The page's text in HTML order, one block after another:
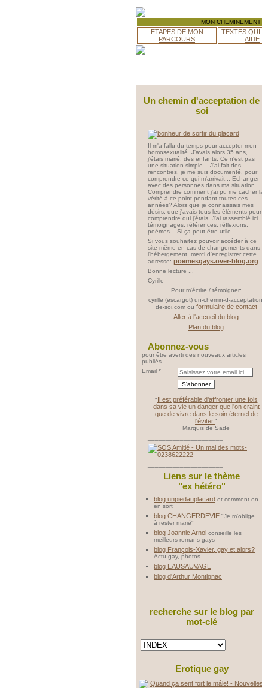
MON CHEMINEMENT
ETAPES DE MON
PARCOURS
TEXTES QUI
AIDE
Un chemin d'acceptation de
soi
Il m'a fallu du temps pour accepter mon
homosexualité. J'avais alors 35 ans,
j'étais marié, des enfants. Ce n'est pas
une situation simple... J'ai fait des
rencontres, je me suis documenté, pour
comprendre ce qui m'arrivait... Echanger
avec des personnes dans ma situation.
Comprendre comment j'ai pu me cacher
vérité à ce point pendant toutes ces
années? Alors que je connaissais mes
désirs, que j'avais tous les éléments pour
comprendre qui j'étais. J'ai rassemblé ici
témoignages, références, réflexions,
poèmes... Si ça peut être utile..
Si vous souhaitez pouvoir accéder à ce
site même en cas de changements dans
l'hébergement, merci d'enregistrer cette
adresse: poemesgays.over-blog.org
Bonne lecture ...
Cyrille
Pour m'écrire / témoigner:
cyrille (escargot) un-chemin-d-
de-soi.com ou formulaire de contact
Aller à l'accueil du blog
Plan du blog
Abonnez-vous
pour être averti des nouveaux articles
publiés.
Email
"Il est préférable d'affronter une fois
dans sa vie un danger que l'on craint
que de vivre dans le soin éternel de
l'éviter."
Marquis de Sade
Liens sur le thème
"ex hétéro"
blog unpiedauplacard et comment on
en sort
blog CHANGERDEVIE "Je m'oblige
à rester marié"
blog Joannic Arnoi conseille les
meilleurs romans gays
blog François-Xavier, gay et alors?
Actu gay, photos
blog EAUSAUVAGE
blog d'Arthur Montignac
recherche sur le blog par
mot-clé
Erotique gay